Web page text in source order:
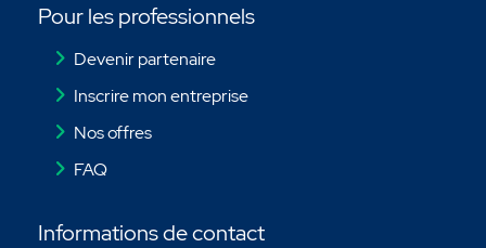
Pour les professionnels
Devenir partenaire
Inscrire mon entreprise
Nos offres
FAQ
Informations de contact